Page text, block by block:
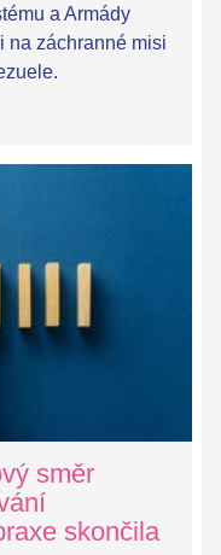
a Armády
na záchranné misi
směr
skončila